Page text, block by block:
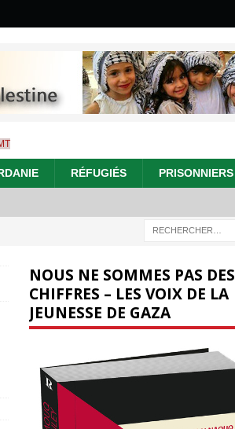
RÉFUGIÉS PRISONNIERS
NOUS NE SOMMES PAS DES
CHIFFRES – LES VOIX DE LA
JEUNESSE DE GAZA